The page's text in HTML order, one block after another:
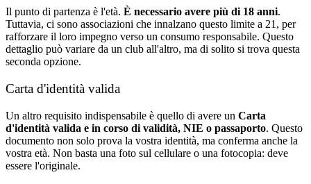
Il punto di partenza è l'età. È necessario avere più di 18 anni.
Tuttavia, ci sono associazioni che innalzano questo limite a 21, per
rafforzare il loro impegno verso un consumo responsabile. Questo
dettaglio può variare da un club all'altro, ma di solito si trova questa
seconda opzione.
Carta d'identità valida
Un altro requisito indispensabile è quello di avere un Carta
d'identità valida e in corso di validità, NIE o passaporto. Questo
documento non solo prova la vostra identità, ma conferma anche la
vostra età. Non basta una foto sul cellulare o una fotocopia: deve
essere l'originale.